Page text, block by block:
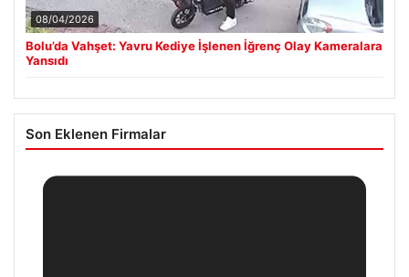
08/04/2026
Bolu’da Vahşet: Yavru Kediye İşlenen İğrenç Olay Kameralara
Yansıdı
Son Eklenen Firmalar